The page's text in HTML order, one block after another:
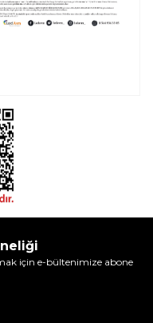
için e-bültenimize abone